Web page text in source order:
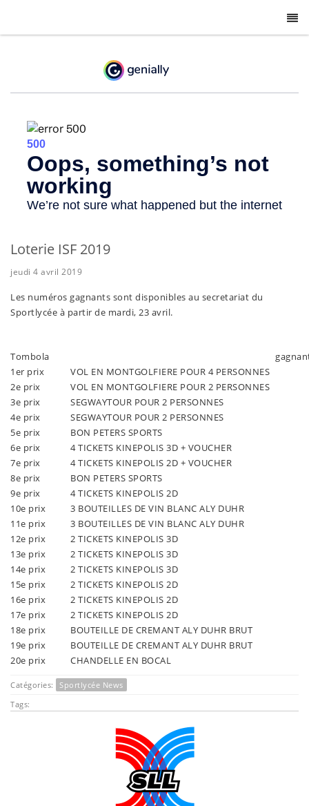
Loterie ISF 2019
jeudi 4 avril 2019
Les numéros gagnants sont disponibles au secretariat du
Sportlycée à partir de mardi, 23 avril.
Tombola
1er prix
VOL EN MONTGOLFIERE POUR 4 PERSONNES
2e prix
VOL EN MONTGOLFIERE POUR 2 PERSONNES
3e prix
SEGWAYTOUR POUR 2 PERSONNES
4e prix
SEGWAYTOUR POUR 2 PERSONNES
5e prix
BON PETERS SPORTS
6e prix
4 TICKETS KINEPOLIS 3D + VOUCHER
7e prix
4 TICKETS KINEPOLIS 2D + VOUCHER
8e prix
BON PETERS SPORTS
9e prix
4 TICKETS KINEPOLIS 2D
10e prix
3 BOUTEILLES DE VIN BLANC ALY DUHR
11e prix
3 BOUTEILLES DE VIN BLANC ALY DUHR
12e prix
2 TICKETS KINEPOLIS 3D
13e prix
2 TICKETS KINEPOLIS 3D
14e prix
2 TICKETS KINEPOLIS 3D
15e prix
2 TICKETS KINEPOLIS 2D
16e prix
2 TICKETS KINEPOLIS 2D
17e prix
2 TICKETS KINEPOLIS 2D
18e prix
BOUTEILLE DE CREMANT ALY DUHR BRUT
19e prix
BOUTEILLE DE CREMANT ALY DUHR BRUT
20e prix
CHANDELLE EN BOCAL
Catégories:
Sportlycée News
Tags: